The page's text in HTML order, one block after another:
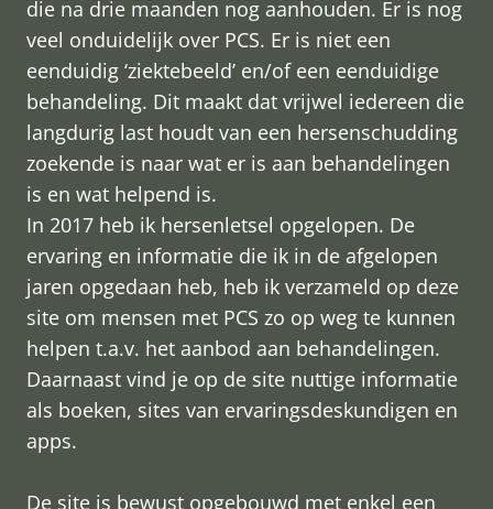
die na drie maanden nog aanhouden. Er is nog
veel onduidelijk over PCS. Er is niet een
eenduidig ‘ziektebeeld’ en/of een eenduidige
behandeling. Dit maakt dat vrijwel iedereen die
langdurig last houdt van een hersenschudding
zoekende is naar wat er is aan behandelingen
is en wat helpend is.
In 2017 heb ik hersenletsel opgelopen. De
ervaring en informatie die ik in de afgelopen
jaren opgedaan heb, heb ik verzameld op deze
site om mensen met PCS zo op weg te kunnen
helpen t.a.v. het aanbod aan behandelingen.
Daarnaast vind je op de site nuttige informatie
als boeken, sites van ervaringsdeskundigen en
apps.
De site is bewust opgebouwd met enkel een